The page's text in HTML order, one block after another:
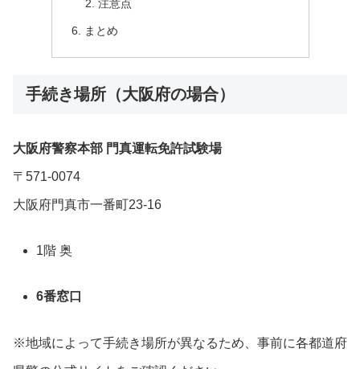
注意点
まとめ
手続き場所（大阪府の場合）
大阪府警察本部 門真運転免許試験場
〒571-0074
大阪府門真市一番町23-16
1階 奥
6番窓口
※地域によって手続き場所が異なるため、事前に各都道府